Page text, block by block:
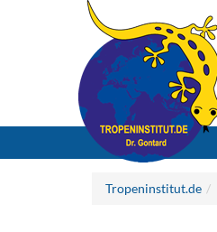
Tropeninstitut.de